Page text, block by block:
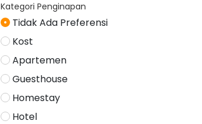
Kategori Penginapan
Tidak Ada Preferensi
Kost
Apartemen
Guesthouse
Homestay
Hotel